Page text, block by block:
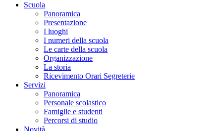
Scuola
Panoramica
Presentazione
I luoghi
I numeri della scuola
Le carte della scuola
Organizzazione
La storia
Ricevimento Orari Segreterie
Servizi
Panoramica
Personale scolastico
Famiglie e studenti
Percorsi di studio
Novità